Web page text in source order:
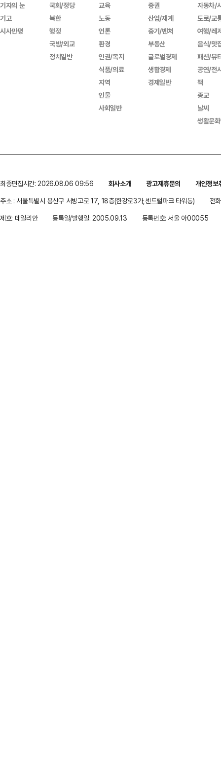
기자의 눈
기고
시사만평
국회/정당
북한
행정
국방/외교
정치일반
교육
노동
언론
환경
인권/복지
식품/의료
지역
인물
사회일반
증권
산업/재계
중기/벤처
부동산
글로벌경제
생활경제
경제일반
자동차/
도로/교
여행/레
음식/맛
패션/뷰
공연/전
책
종교
날씨
생활문
최종편집시간: 2026.08.06 09:56 회사소개 광고제휴문의
개인정보
주소 : 서울특별시 용산구 서빙고로 17, 18층(한강로3가,센트럴파크 타워동)
전
제호: 데일리안
등록일/발행일: 2005.09.13 등록번호: 서울 아00055